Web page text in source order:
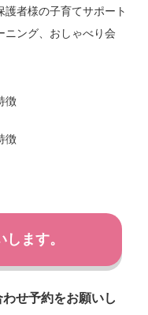
者様の子育てサポート
ニング、おしゃべり会
ます。
せ予約をお願いし